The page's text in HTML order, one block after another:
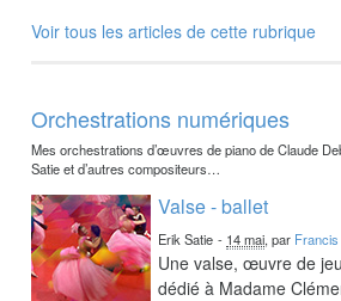
Voir tous les articles de cette rubrique
Orchestrations numériques
Mes orchestrations d’œuvres de piano de Claude
Satie et d’autres compositeurs…
Valse - ballet
Erik Satie - 14 mai, par Francis
Une valse, œuvre de
dédié à Madame